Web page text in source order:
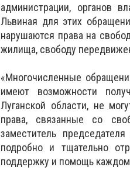
администрации, органов
Львиная для этих
нарушаются права на
жилища, свободу
«Многочисленные
имеют возможности
Луганской области, не
права, связанные со
заместитель
подробно и тщательно
поддержку и помощь